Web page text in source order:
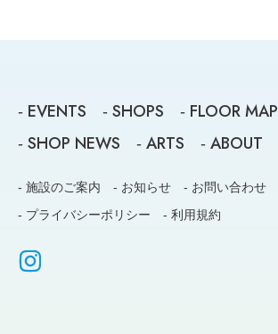
- EVENTS - SHOPS - FLOOR MAP
- SHOP NEWS - ARTS - ABOUT
- 施設のご案内 - お知らせ
- お問い合わせ
- プライバシーポリシー
- 利用規約